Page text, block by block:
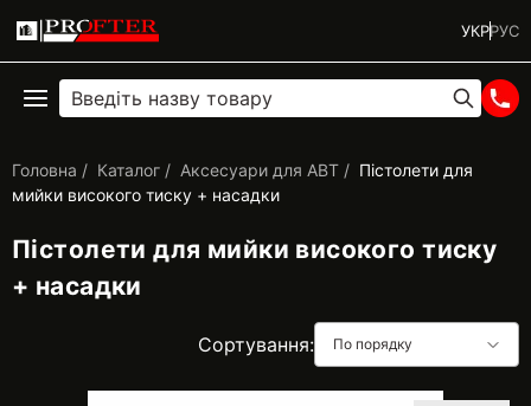
УКРРУС
Головна Каталог Аксесуари для АВТ
Пістолети для
мийки високого тиску + насадки
Пістолети для мийки високого тиску
+ насадки
Сортування: По порядку